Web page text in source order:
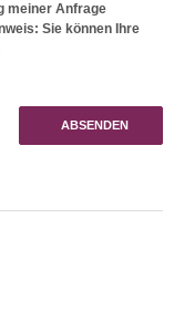
meiner Anfrage
Sie können Ihre
ABSENDEN